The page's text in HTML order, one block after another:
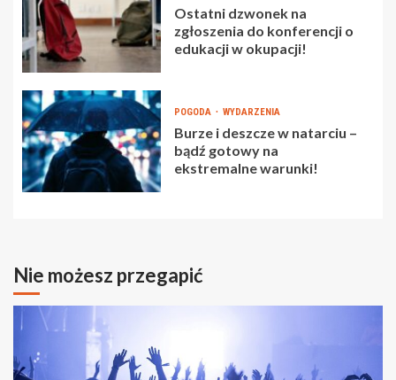
Ostatni dzwonek na
zgłoszenia do konferencji o
edukacji w okupacji!
POGODA WYDARZENIA
Burze i deszcze w natarciu –
bądź gotowy na
ekstremalne warunki!
Nie możesz przegapić